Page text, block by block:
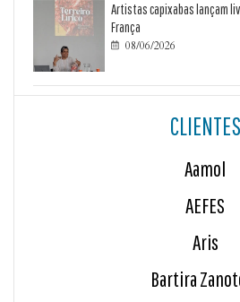
Artistas capixabas lançam
França
 08/06/2026
CLIENTES
Aamol
AEFES
Aris
Bartira